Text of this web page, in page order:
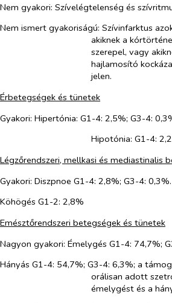
Nem gyakori: Szívelégtelenség és
Nem ismert gyakoriságú: Szívinfarktus
akiknek a
szerepel, vagy
hajlamosító
jelen.
Érbetegségek és tünetek
Gyakori: Hipertónia: G1-4: 2,5%; G3-4:
Hipotónia: G1-4:
Légzőrendszeri, mellkasi és mediastinalis
Gyakori: Diszpnoe G1-4: 2,8%; G3-4: 0,3%.
Köhögés G1-2: 2,8%
Emésztőrendszeri betegségek és tünetek
Nagyon gyakori: Émelygés G1-4: 74,7%;
Hányás G1-4: 54,7%; G3-4: 6,3%; a
orálisan adott
émelygést és a